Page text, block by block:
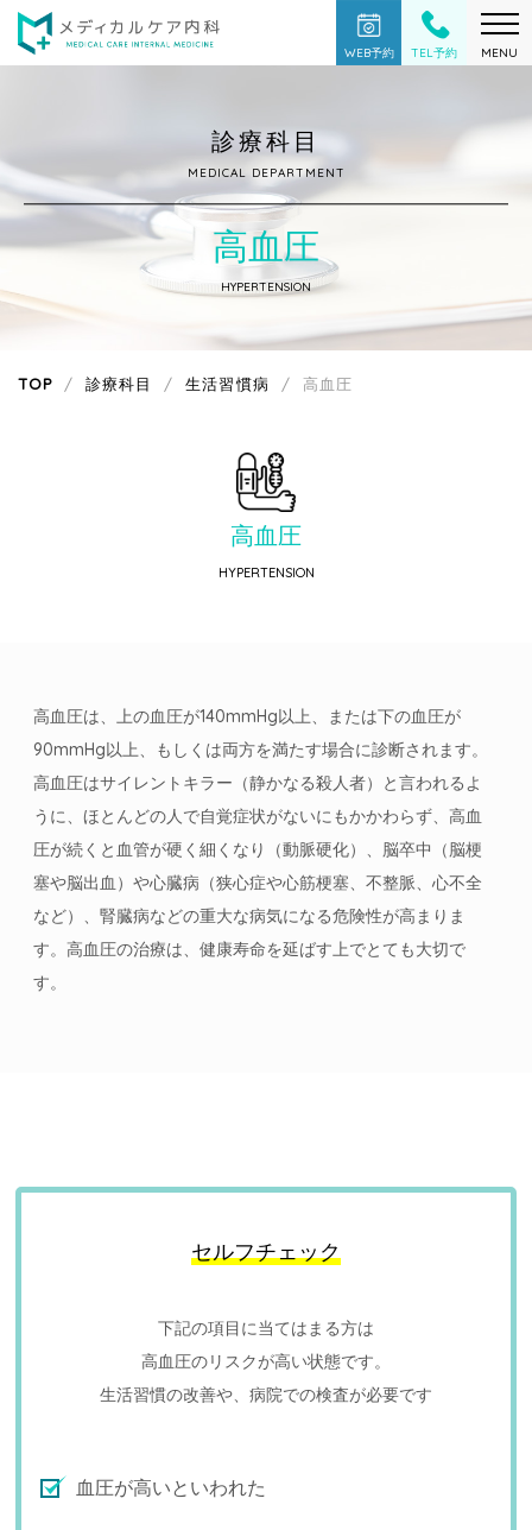
WEB予約 TEL予約 MENU
診療科目
MEDICAL DEPARTMENT
高血圧
HYPERTENSION
TOP 診療科目 生活習慣病 高血圧
高血圧
HYPERTENSION
高血圧は、上の血圧が140mmHg以上、または下の血圧が
90mmHg以上、もしくは両方を満たす場合に診断されます。
高血圧はサイレントキラー（静かなる殺人者）と言われるよ
うに、ほとんどの人で自覚症状がないにもかかわらず、高血
圧が続くと血管が硬く細くなり（動脈硬化）、脳卒中（脳梗
塞や脳出血）や心臓病（狭心症や心筋梗塞、不整脈、心不全
など）、腎臓病などの重大な病気になる危険性が高まりま
す。高血圧の治療は、健康寿命を延ばす上でとても大切で
す。
セルフチェック
下記の項目に当てはまる方は
高血圧のリスクが高い状態です。
生活習慣の改善や、病院での検査が必要です
血圧が高いといわれた